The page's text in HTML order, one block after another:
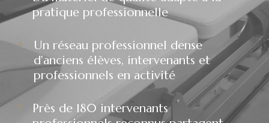
pratique professionnelle
Un réseau professionnel dense
d'anciens élèves, intervenants et
professionnels en activité
Près de 180 intervenants